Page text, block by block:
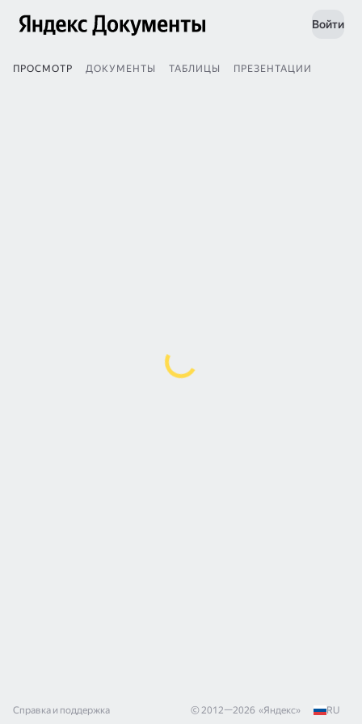
Войти
ПРОСМОТР ДОКУМЕНТЫ ТАБЛИЦЫ ПРЕЗЕНТАЦИИ
Справка и поддержка © 2012—2026 «Яндекс» RU